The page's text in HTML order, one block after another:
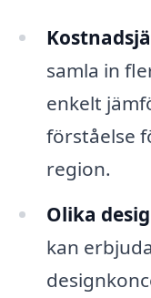
samla in
enkelt
förståelse
region.
Olika
kan